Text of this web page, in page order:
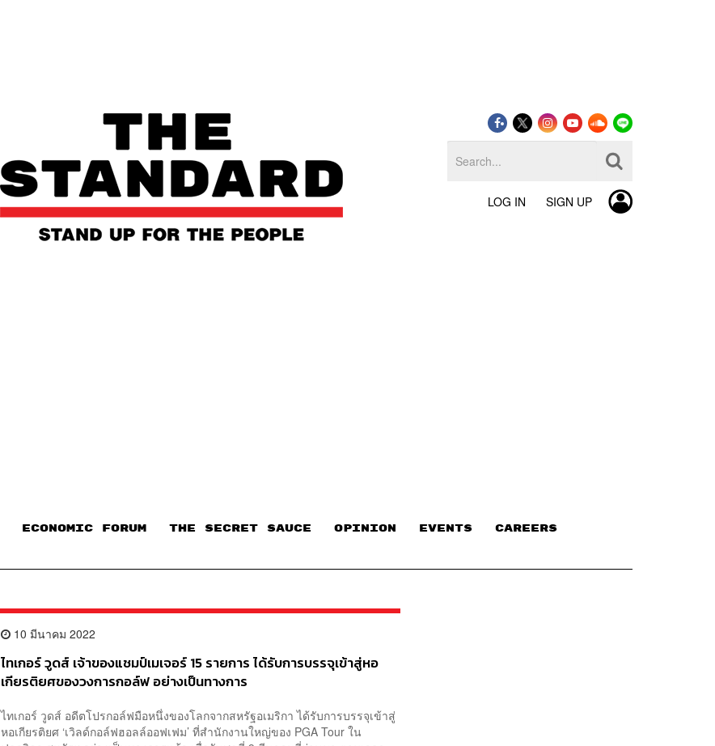
LOG IN SIGN UP
ECONOMIC FORUM THE SECRET SAUCE​ OPINION EVENTS CAREERS
10 มีนาคม 2022
ไทเกอร์ วูดส์ เจ้าของแชมป์เมเจอร์ 15 รายการ ได้รับการบรรจุเข้าสู่หอ
เกียรติยศของวงการกอล์ฟ อย่างเป็นทางการ
ไทเกอร์ วูดส์ อดีตโปรกอล์ฟมือหนึ่งของโลกจากสหรัฐอเมริกา ได้รับการบรรจุเข้าสู่
หอเกียรติยศ ‘เวิลด์กอล์ฟฮอลล์ออฟเฟม’ ที่สำนักงานใหญ่ของ PGA Tour ใน